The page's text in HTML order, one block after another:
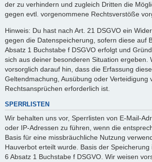
der zu verhindern und zugleich Dritten die
gegen evtl. vorgenommene Rechtsverstöße
Hinweis: Du hast nach Art. 21 DSGVO ein
gegen die Datenspeicherung, sofern diese auf
Absatz 1 Buchstabe f DSGVO erfolgt und
sich aus deiner besonderen Situation ergeben.
vorsorglich darauf hin, dass die Erfassung
Geltendmachung, Ausübung oder Verteidigung
Rechtsansprüchen erforderlich ist.
SPERRLISTEN
Wir behalten uns vor, Sperrlisten von E-Mail-
oder IP-Adressen zu führen, wenn die
Basis für eine missbräuchliche Nutzung
Hauverbot erteilt wurde. Basis der Speicherung
6 Absatz 1 Buchstabe f DSGVO. Wir weisen